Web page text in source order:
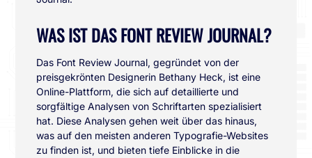
WAS IST DAS FONT REVIEW JOURNAL?
Das Font Review Journal, gegründet von der
preisgekrönten Designerin Bethany Heck, ist eine
Online-Plattform, die sich auf detaillierte und
sorgfältige Analysen von Schriftarten spezialisiert
hat. Diese Analysen gehen weit über das hinaus,
was auf den meisten anderen Typografie-Websites
zu finden ist, und bieten tiefe Einblicke in die